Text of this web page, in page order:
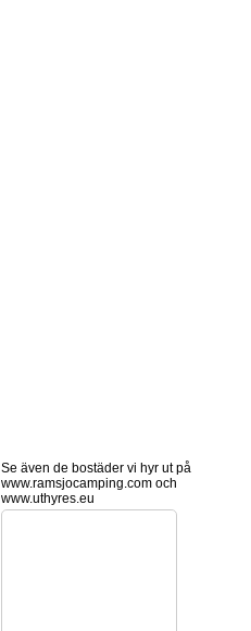
Se även de bostäder vi hyr ut på
www.ramsjocamping.com och
www.uthyres.eu